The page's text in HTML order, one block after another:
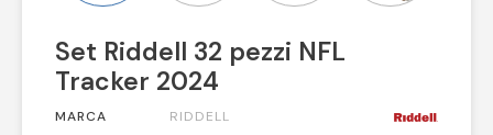
Set Riddell 32 pezzi NFL
Tracker 2024
MARCA
RIDDELL